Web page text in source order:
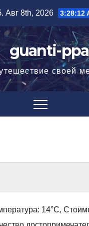
Авг 8th, 2026 3:28:13
guanti-ppa
своей
14°C,